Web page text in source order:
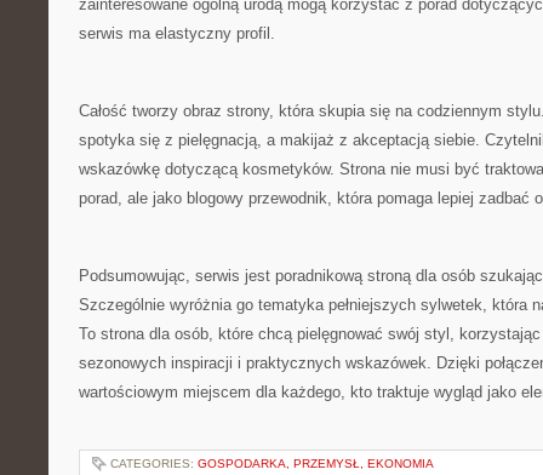
zainteresowane ogólną urodą mogą korzystać z porad
serwis ma elastyczny profil.
Całość tworzy obraz strony, która skupia się na codziennym
spotyka się z pielęgnacją, a makijaż z akceptacją siebie.
wskazówkę dotyczącą kosmetyków. Strona nie musi być
porad, ale jako blogowy przewodnik, która pomaga lepiej zadbać
Podsumowując, serwis jest poradnikową stroną dla osób
Szczególnie wyróżnia go tematyka pełniejszych sylwetek, która
To strona dla osób, które chcą pielęgnować swój styl,
sezonowych inspiracji i praktycznych wskazówek. Dzięki
wartościowym miejscem dla każdego, kto traktuje wygląd jako
CATEGORIES: GOSPODARKA, PRZEMYSŁ, EKONOMIA